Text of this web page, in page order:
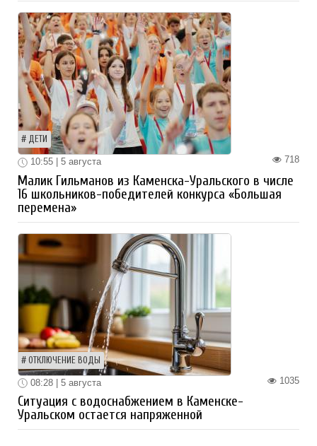
ДЕТИ
718
10:55 | 5 августа
Малик Гильманов из Каменска-Уральского в числе
16 школьников-победителей конкурса «Большая
перемена»
ОТКЛЮЧЕНИЕ ВОДЫ
1035
08:28 | 5 августа
Ситуация с водоснабжением в Каменске-
Уральском остается напряженной